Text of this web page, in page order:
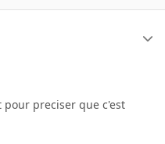
preciser que c'est